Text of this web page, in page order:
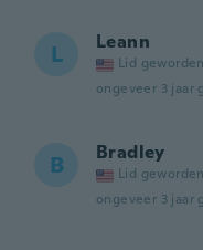
L Leann
Lid
ongeveer 3 jaar
B Bradley
Lid
ongeveer 3 jaar